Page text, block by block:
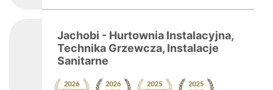
Jachobi - Hurtownia Instalacyjna,
Technika Grzewcza, Instalacje
Sanitarne